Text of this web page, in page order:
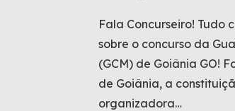
Fala Concurseiro! Tudo
sobre o concurso da
(GCM) de Goiânia GO!
de Goiânia, a
organizadora…